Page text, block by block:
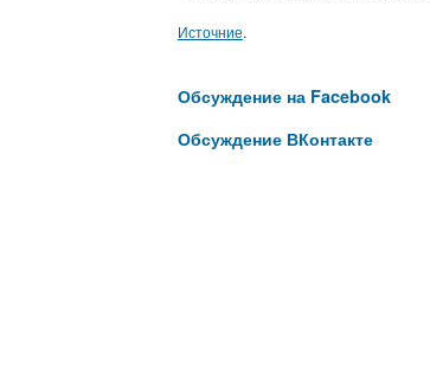
Источние.
Обсуждение на Facebook
Обсуждение ВКонтакте